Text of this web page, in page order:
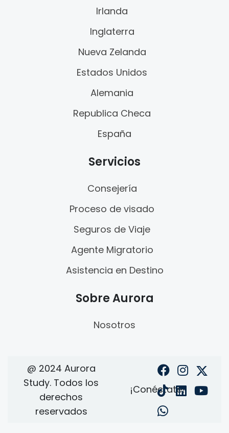
Irlanda
Inglaterra
Nueva Zelanda
Estados Unidos
Alemania
Republica Checa
España
Servicios
Consejería
Proceso de visado
Seguros de Viaje
Agente Migratorio
Asistencia en Destino
Sobre Aurora
Nosotros
@ 2024 Aurora
Study. Todos los
derechos
reservados
¡Conéctate!